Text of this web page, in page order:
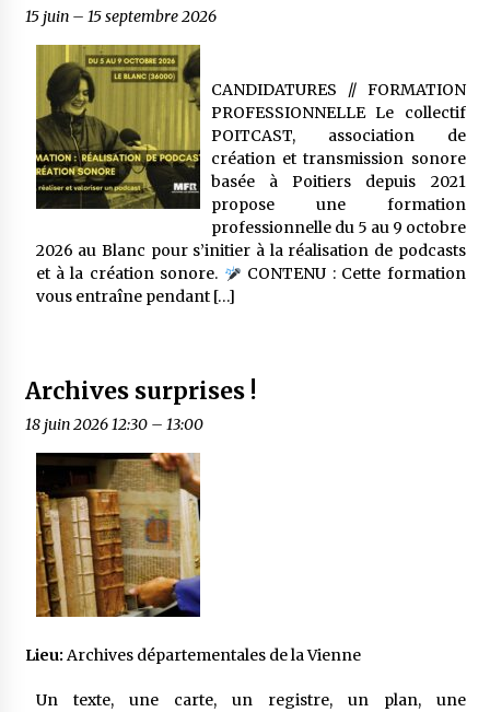
15 juin– 15 septembre 2026
CANDIDATURES // FORMATION
PROFESSIONNELLE Le collectif
POITCAST, association de
création et transmission sonore
basée à Poitiers depuis 2021
propose une formation
professionnelle du 5 au 9 octobre
2026 au Blanc pour s’initier à la réalisation de podcasts
et à la création sonore.
CONTENU : Cette formation
vous entraîne pendant […]
Archives surprises !
18 juin 2026 12:30– 13:00
Lieu: Archives départementales de la Vienne
Un texte, une carte, un registre, un plan, une